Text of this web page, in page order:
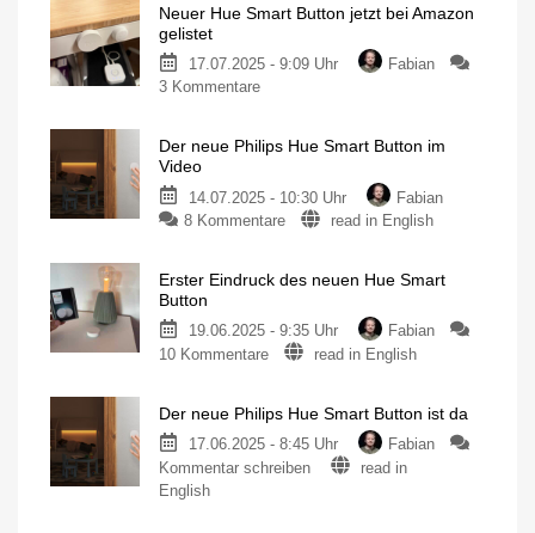
Alter
Smart
Button
Euro
deutlich
Neuer Hue Smart Button jetzt bei Amazon
gelistet
17.07.2025 - 9:09 Uhr
Fabian
3 Kommentarezu
Smart
jetzt
bei
Altes
Der neue Philips Hue Smart Button im
Video
14.07.2025 - 10:30 Uhr
Fabian
8 Kommentarezu
Philips
Smart
Button
Größer,
auch
read in English
Erster Eindruck des neuen Hue Smart
Button
19.06.2025 - 9:35 Uhr
Fabian
10 Kommentarezu
des
neuen
Hue
read in English
Der neue Philips Hue Smart Button ist da
17.06.2025 - 8:45 Uhr
Fabian
Kommentar schreiben
read in
English